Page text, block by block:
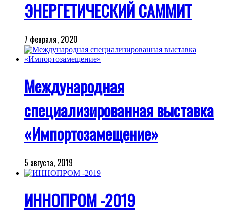
ЭНЕРГЕТИЧЕСКИЙ САММИТ
7 февраля, 2020
Международная
специализированная выставка
«Импортозамещение»
5 августа, 2019
ИННОПРОМ -2019